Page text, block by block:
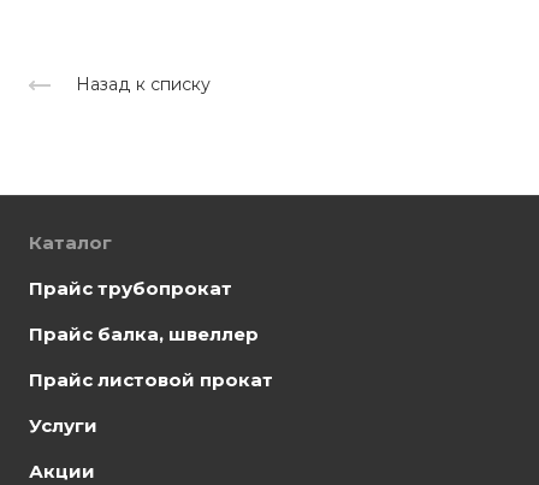
Назад к списку
Каталог
Прайс трубопрокат
Прайс балка, швеллер
Прайс листовой прокат
Услуги
Акции